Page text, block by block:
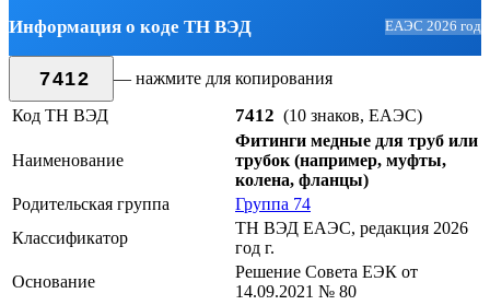
Информация о коде ТН ВЭД ЕАЭС 2026 год
7412
— нажмите для копирования
Код ТН ВЭД
7412 (10 знаков, ЕАЭС)
Наименование
Фитинги медные для труб или
трубок (например, муфты,
колена, фланцы)
Родительская группа
Группа 74
Классификатор
ТН ВЭД ЕАЭС, редакция 2026
год г.
Основание
Решение Совета ЕЭК от
14.09.2021 № 80